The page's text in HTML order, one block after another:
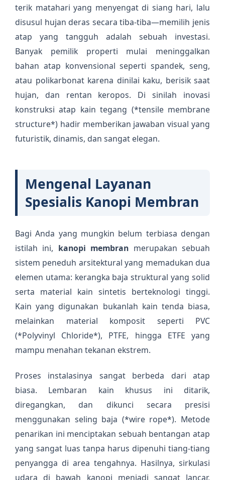
terik matahari yang menyengat di siang hari, lalu
disusul hujan deras secara tiba-tiba—memilih jenis
atap yang tangguh adalah sebuah investasi.
Banyak pemilik properti mulai meninggalkan
bahan atap konvensional seperti spandek, seng,
atau polikarbonat karena dinilai kaku, berisik saat
hujan, dan rentan keropos. Di sinilah inovasi
konstruksi atap kain tegang (*tensile membrane
structure*) hadir memberikan jawaban visual yang
futuristik, dinamis, dan sangat elegan.
Mengenal Layanan
Spesialis Kanopi Membran
Bagi Anda yang mungkin belum terbiasa dengan
istilah ini, kanopi membran merupakan sebuah
sistem peneduh arsitektural yang memadukan dua
elemen utama: kerangka baja struktural yang solid
serta material kain sintetis berteknologi tinggi.
Kain yang digunakan bukanlah kain tenda biasa,
melainkan material komposit seperti PVC
(*Polyvinyl Chloride*), PTFE, hingga ETFE yang
mampu menahan tekanan ekstrem.
Proses instalasinya sangat berbeda dari atap
biasa. Lembaran kain khusus ini ditarik,
diregangkan, dan dikunci secara presisi
menggunakan seling baja (*wire rope*). Metode
penarikan ini menciptakan sebuah bentangan atap
yang sangat luas tanpa harus dipenuhi tiang-tiang
penyangga di area tengahnya. Hasilnya, sirkulasi
udara di bawah kanopi menjadi sangat lancar,